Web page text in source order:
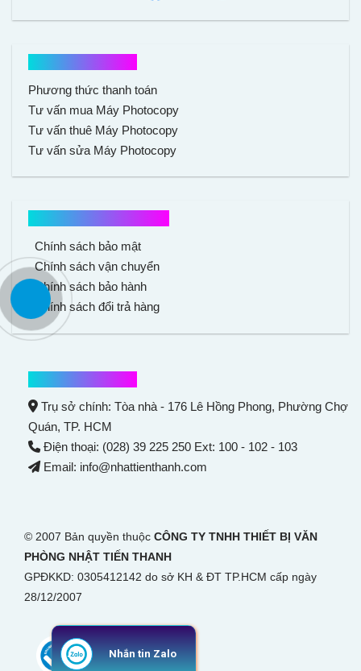
Phương thức thanh toán
Tư vấn mua Máy Photocopy
Tư vấn thuê Máy Photocopy
Tư vấn sửa Máy Photocopy
Chính sách bảo mật
Chính sách vận chuyển
Chính sách bảo hành
Chính sách đổi trả hàng
Trụ sở chính: Tòa nhà - 176 Lê Hồng Phong, Phường Chợ
Quán, TP. HCM
Điện thoại: (028) 39 225 250 Ext: 100 - 102 - 103
Email: info@nhattienthanh.com
© 2007 Bản quyền thuộc CÔNG TY TNHH THIẾT BỊ VĂN
PHÒNG NHẬT TIẾN THANH
GPĐKKD: 0305412142 do sở KH & ĐT TP.HCM cấp ngày
28/12/2007
Nhắn tin Zalo